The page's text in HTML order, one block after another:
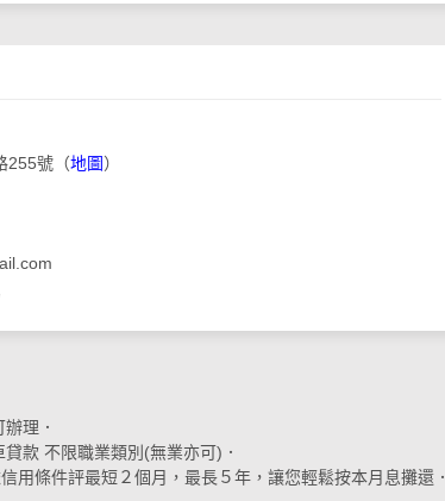
255號 （地圖）
理．
款 不限職業類別(無業亦可)．
用條件評最短２個月，最長５年，讓您輕鬆按本月息攤還．